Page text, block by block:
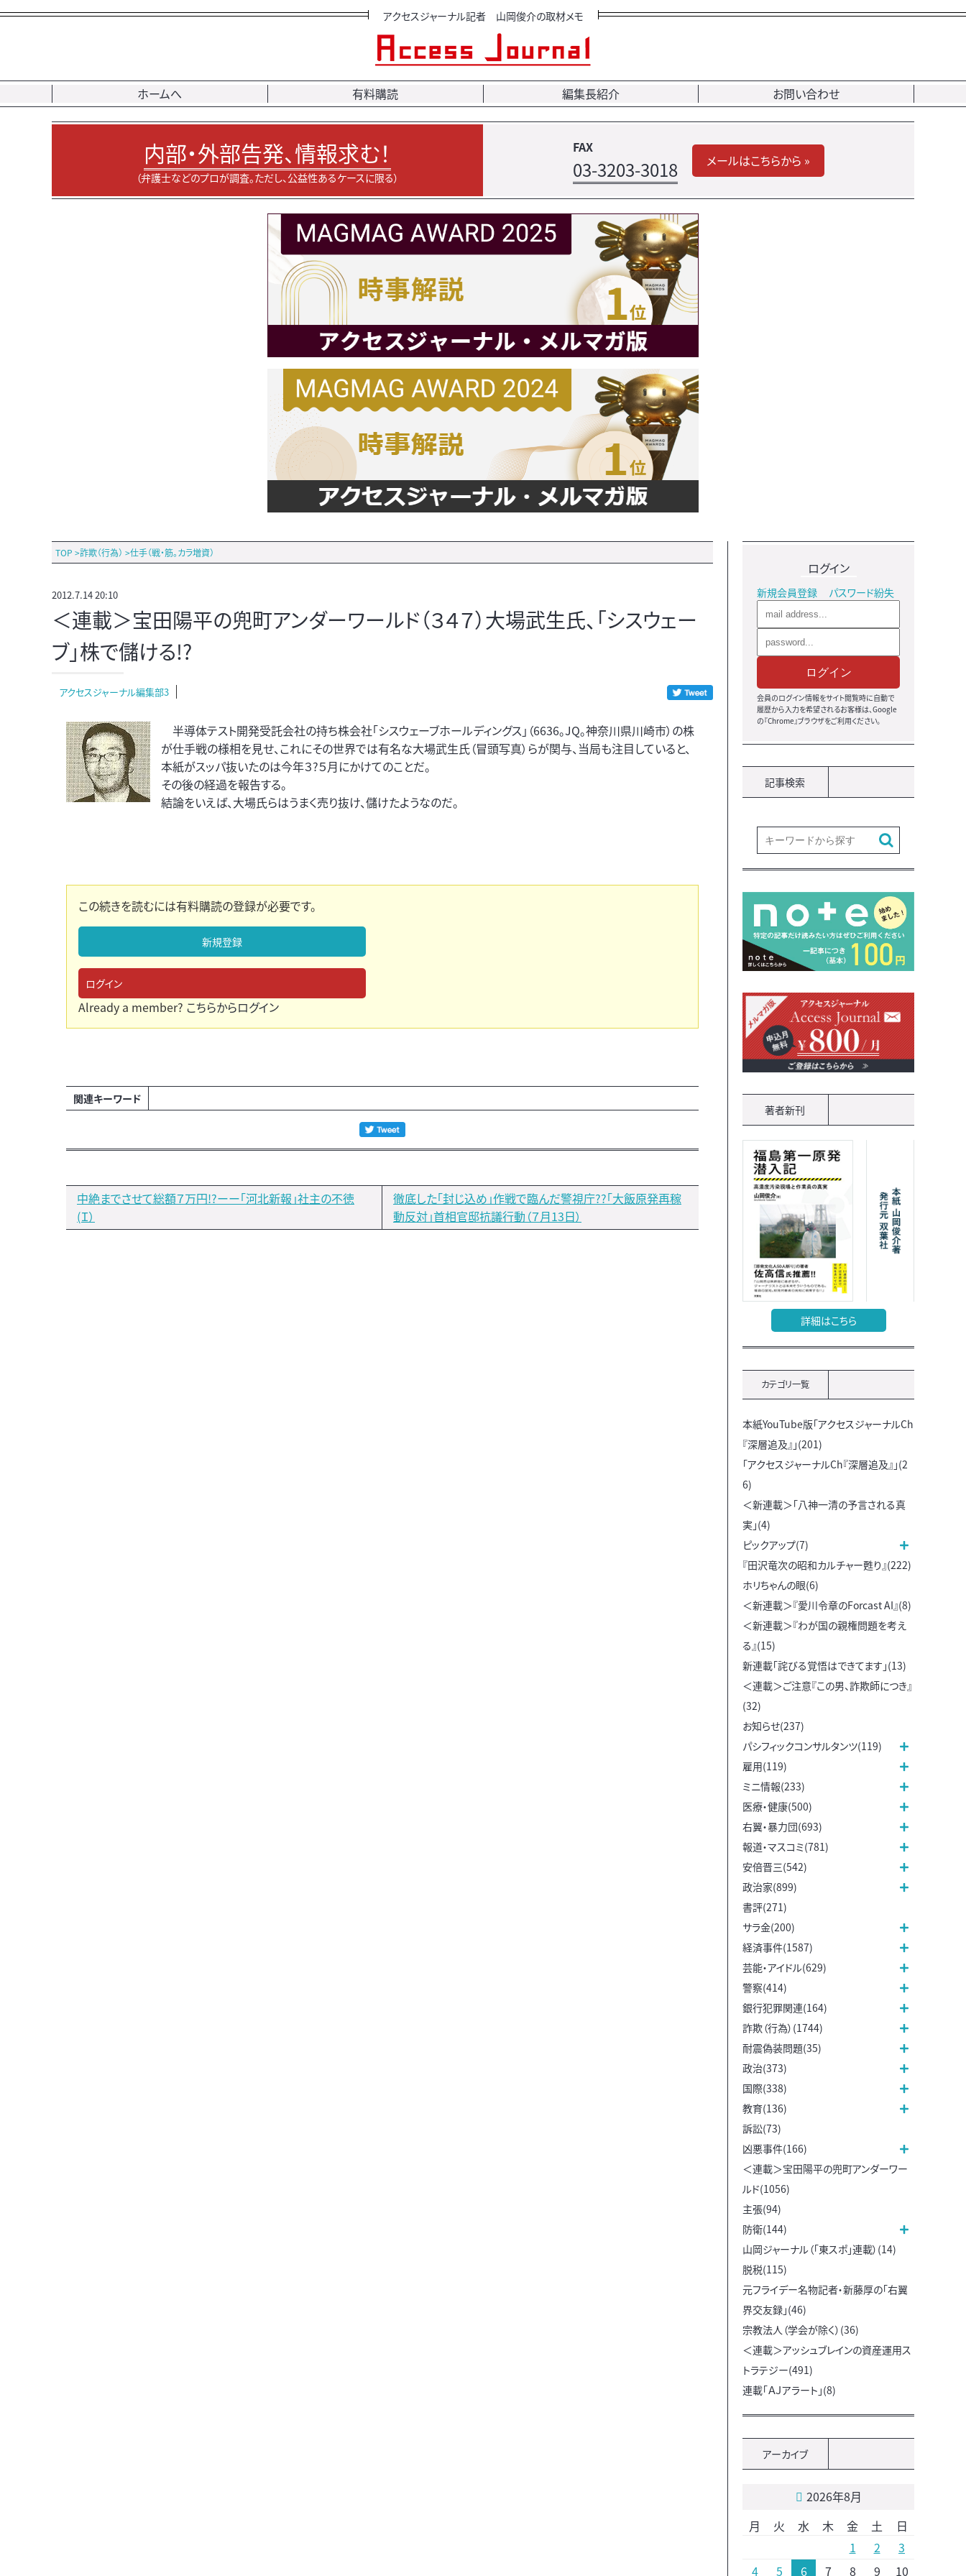
アクセスジャーナル記者 山岡俊介の取材メモ
ホームへ 有料購読 編集長紹介 お問い合わせ
内部・外部告発、情報求む！
（弁護士などのプロが調査。ただし、公益性あるケースに限る）
FAX
03-3203-3018 メールはこちらから »
TOP >詐欺（行為） >仕手（戦・筋。カラ増資）
2012.7.14 20:10
＜連載＞宝田陽平の兜町アンダーワールド（３４７）大場武生氏、「シスウェー
ブ」株で儲ける!?
アクセスジャーナル編集部3
半導体テスト開発受託会社の持ち株会社「シスウェーブホールディングス」（6636。JQ。神奈川県川崎市）の株
が仕手戦の様相を見せ、これにその世界では有名な大場武生氏（冒頭写真）らが関与、当局も注目していると、
本紙がスッパ抜いたのは今年３?５月にかけてのことだ。
その後の経過を報告する。
結論をいえば、大場氏らはうまく売り抜け、儲けたようなのだ。
この続きを読むには有料購読の登録が必要です。
新規登録
ログイン
Already a member? こちらからログイン
関連キーワード
中絶までさせて総額７万円!?ーー「河北新報」社主の不徳
(Ｉ）
徹底した「封じ込め」作戦で臨んだ警視庁??「大飯原発再稼
動反対」首相官邸抗議行動（７月13日）
ログイン
新規会員登録 パスワード紛失
ログイン
会員のログイン情報をサイト閲覧時に自動で
履歴から入力を希望されるお客様は、Google
の『Chrome』ブラウザをご利用ください。
記事検索
著者新刊
詳細はこちら
カテゴリ一覧
本紙YouTube版「アクセスジャーナルCh
『深層追及』」(201)
「アクセスジャーナルCh『深層追及』」(2
6)
＜新連載＞「八神一清の予言される真
実」(4)
ピックアップ(7)
『田沢竜次の昭和カルチャー甦り』(222)
ホリちゃんの眼(6)
＜新連載＞『愛川令章のForcast AI』(8)
＜新連載＞『わが国の親権問題を考え
る』(15)
新連載「詫びる覚悟はできてます」(13)
＜連載＞ご注意『この男、詐欺師につき』
(32)
お知らせ(237)
パシフィックコンサルタンツ(119)
雇用(119)
ミニ情報(233)
医療・健康(500)
右翼・暴力団(693)
報道・マスコミ(781)
安倍晋三(542)
政治家(899)
書評(271)
サラ金(200)
経済事件(1587)
芸能・アイドル(629)
警察(414)
銀行犯罪関連(164)
詐欺（行為）(1744)
耐震偽装問題(35)
政治(373)
国際(338)
教育(136)
訴訟(73)
凶悪事件(166)
＜連載＞宝田陽平の兜町アンダーワー
ルド(1056)
主張(94)
防衛(144)
山岡ジャーナル（「東スポ」連載）(14)
脱税(115)
元フライデー名物記者・新藤厚の「右翼
界交友録」(46)
宗教法人（学会が除く）(36)
＜連載＞アッシュブレインの資産運用ス
トラテジー(491)
連載「ＡＪアラート」(8)
アーカイブ
2026年8月
月
火 水 木 金 土
日
1
2
3
4
5 6 7 8 9 10